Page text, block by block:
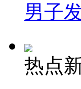
男子
热点